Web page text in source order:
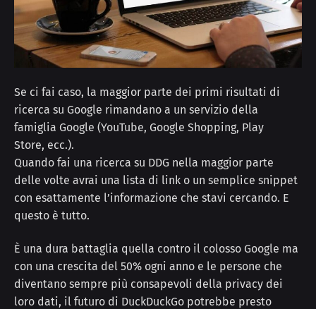
Se ci fai caso, la maggior parte dei primi risultati di
ricerca su Google rimandano a un servizio della
famiglia Google (YouTube, Google Shopping, Play
Store, ecc.).
Quando fai una ricerca su DDG nella maggior parte
delle volte avrai una lista di link o un semplice snippet
con esattamente l’informazione che stavi cercando. E
questo è tutto.
È una dura battaglia quella contro il colosso Google ma
con una crescita del 50% ogni anno e le persone che
diventano sempre più consapevoli della privacy dei
loro dati, il futuro di DuckDuckGo potrebbe presto